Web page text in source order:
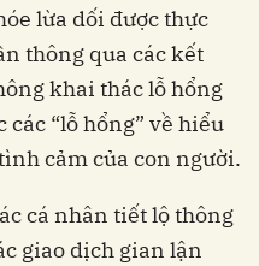
lừa dối được thực
thông qua các kết
khai thác lỗ hổng
“lỗ hổng” về hiểu
cảm của con người.
cá nhân tiết lộ thông
giao dịch gian lận